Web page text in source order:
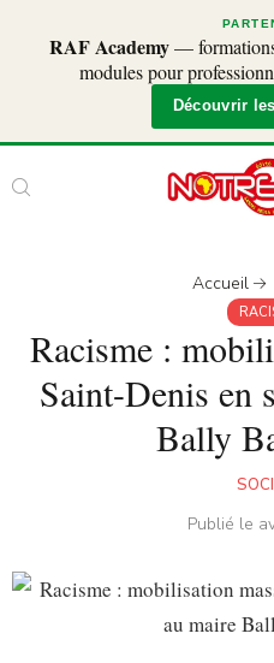
RAF Academy—
modules pour
Découvrir
Accueil
Racisme :
Saint-Denis en
Bally
Publié le